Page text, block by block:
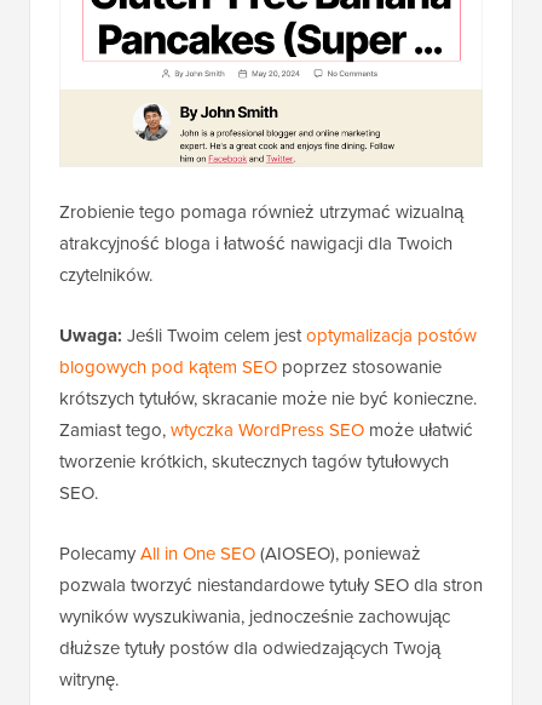
Zrobienie tego pomaga również utrzymać wizualną
atrakcyjność bloga i łatwość nawigacji dla Twoich
czytelników.
Uwaga: Jeśli Twoim celem jestoptymalizacja postów
blogowych pod kątem SEO poprzez stosowanie
krótszych tytułów, skracanie może nie być konieczne.
Zamiast tego,wtyczka WordPress SEO może ułatwić
tworzenie krótkich, skutecznych tagów tytułowych
SEO.
PolecamyAll in One SEO(AIOSEO), ponieważ
pozwala tworzyć niestandardowe tytuły SEO dla stron
wyników wyszukiwania, jednocześnie zachowując
dłuższe tytuły postów dla odwiedzających Twoją
witrynę.